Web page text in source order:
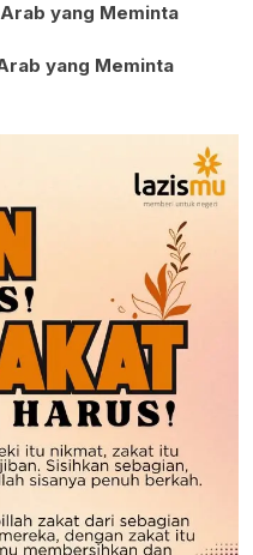
yang Meminta
yang Meminta